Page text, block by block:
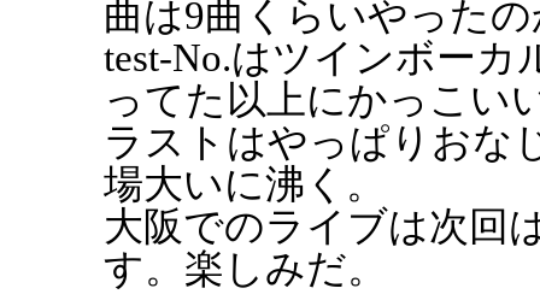
曲は9曲くらいやった
test-No.はツインボー
ってた以上にかっこい
ラストはやっぱりおな
場大いに沸く。
大阪でのライブは次回
す。楽しみだ。